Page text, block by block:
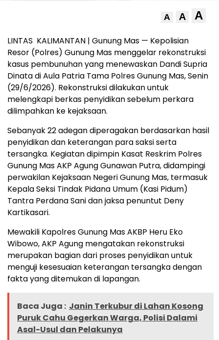
A A A
LINTAS KALIMANTAN | Gunung Mas — Kepolisian
Resor (Polres) Gunung Mas menggelar rekonstruksi
kasus pembunuhan yang menewaskan Dandi Supria
Dinata di Aula Patria Tama Polres Gunung Mas, Senin
(29/6/2026). Rekonstruksi dilakukan untuk
melengkapi berkas penyidikan sebelum perkara
dilimpahkan ke kejaksaan.
Sebanyak 22 adegan diperagakan berdasarkan hasil
penyidikan dan keterangan para saksi serta
tersangka. Kegiatan dipimpin Kasat Reskrim Polres
Gunung Mas AKP Agung Gunawan Putra, didampingi
perwakilan Kejaksaan Negeri Gunung Mas, termasuk
Kepala Seksi Tindak Pidana Umum (Kasi Pidum)
Tantra Perdana Sani dan jaksa penuntut Deny
Kartikasari.
Mewakili Kapolres Gunung Mas AKBP Heru Eko
Wibowo, AKP Agung mengatakan rekonstruksi
merupakan bagian dari proses penyidikan untuk
menguji kesesuaian keterangan tersangka dengan
fakta yang ditemukan di lapangan.
Baca Juga : Janin Terkubur di Lahan Kosong
Puruk Cahu Gegerkan Warga, Polisi Dalami
Asal-Usul dan Pelakunya